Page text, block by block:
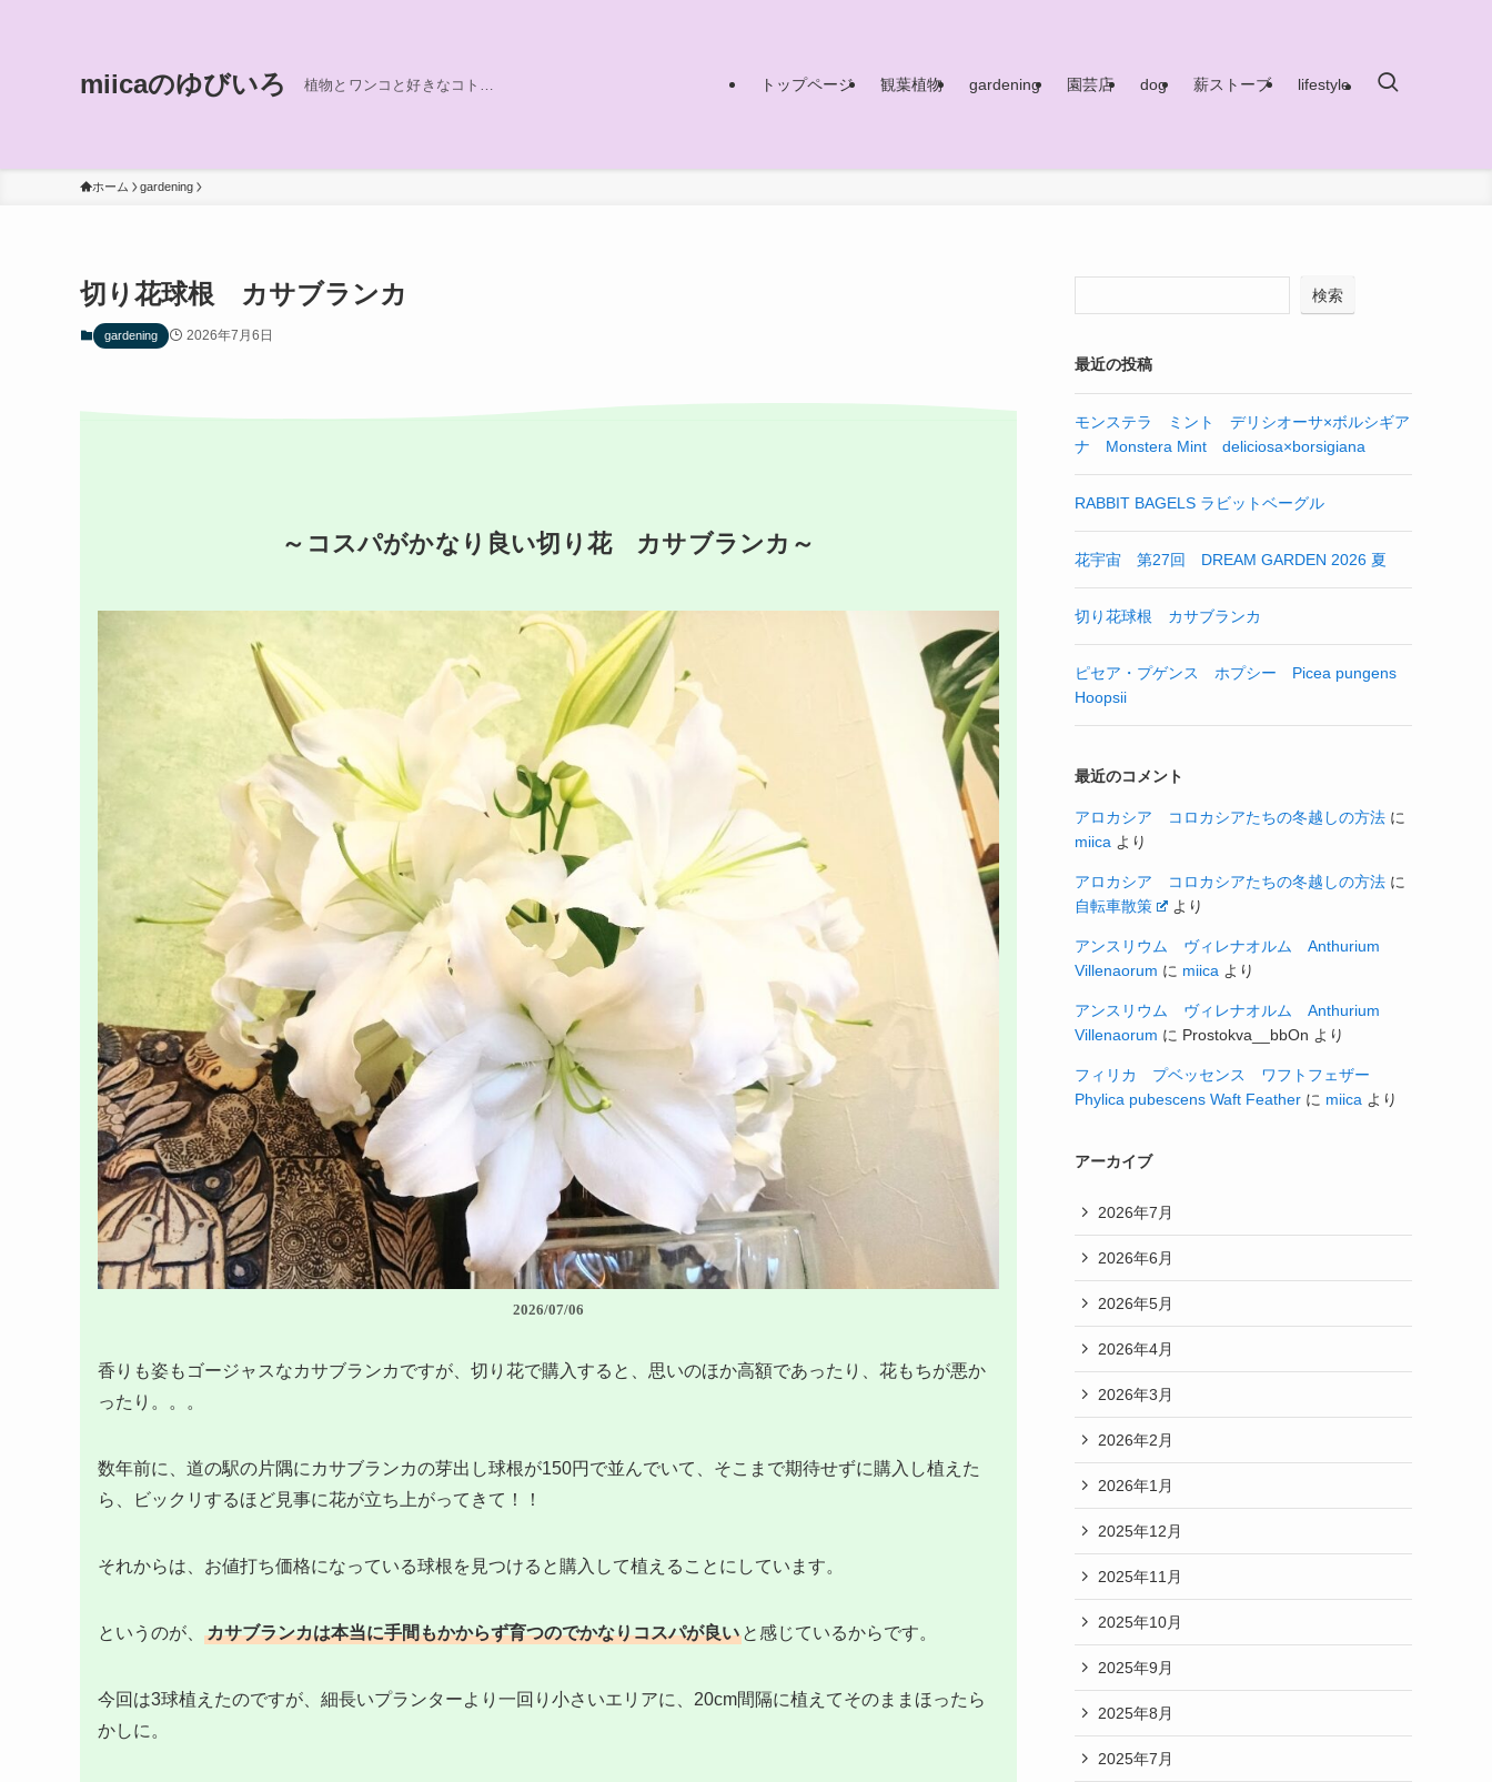
miicaのゆびいろ 植物とワンコと好きなコト… トップページ 観葉植物 gardening 園芸店 dog 薪ストーブ lifestyle
ホーム gardening
切り花球根 カサブランカ
gardening 2026年7月6日
～コスパがかなり良い切り花 カサブランカ～
2026/07/06
香りも姿もゴージャスなカサブランカですが、切り花で購入すると、思いのほか高額であったり、花もちが悪か
ったり。。。
数年前に、道の駅の片隅にカサブランカの芽出し球根が150円で並んでいて、そこまで期待せずに購入し植えた
ら、ビックリするほど見事に花が立ち上がってきて！！
それからは、お値打ち価格になっている球根を見つけると購入して植えることにしています。
というのが、 カサブランカは本当に手間もかからず育つのでかなりコスパが良い と感じているからです。
今回は3球植えたのですが、細長いプランターより一回り小さいエリアに、20cm間隔に植えてそのままほったら
かしに。
検索
最近の投稿
モンステラ ミント デリシオーサ×ボルシギア
ナ Monstera Mint deliciosa×borsigiana
RABBIT BAGELS ラビットベーグル
花宇宙 第27回 DREAM GARDEN 2026 夏
切り花球根 カサブランカ
ピセア・プゲンス ホプシー Picea pungens
Hoopsii
最近のコメント
アロカシア コロカシアたちの冬越しの方法 に
miica より
アロカシア コロカシアたちの冬越しの方法 に
自転車散策
より
アンスリウム ヴィレナオルム Anthurium
Villenaorum に miica より
アンスリウム ヴィレナオルム Anthurium
Villenaorum に Prostokva__bbOn より
フィリカ プベッセンス ワフトフェザー
Phylica pubescens Waft Feather に miica より
アーカイブ
2026年7月
2026年6月
2026年5月
2026年4月
2026年3月
2026年2月
2026年1月
2025年12月
2025年11月
2025年10月
2025年9月
2025年8月
2025年7月